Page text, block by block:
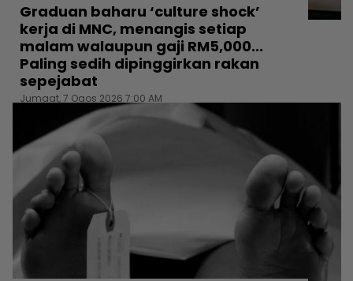
Graduan baharu ‘culture shock’
kerja di MNC, menangis setiap
malam walaupun gaji RM5,000...
Paling sedih dipinggirkan rakan
sepejabat
Jumaat, 7 Ogos 2026 7:00 AM